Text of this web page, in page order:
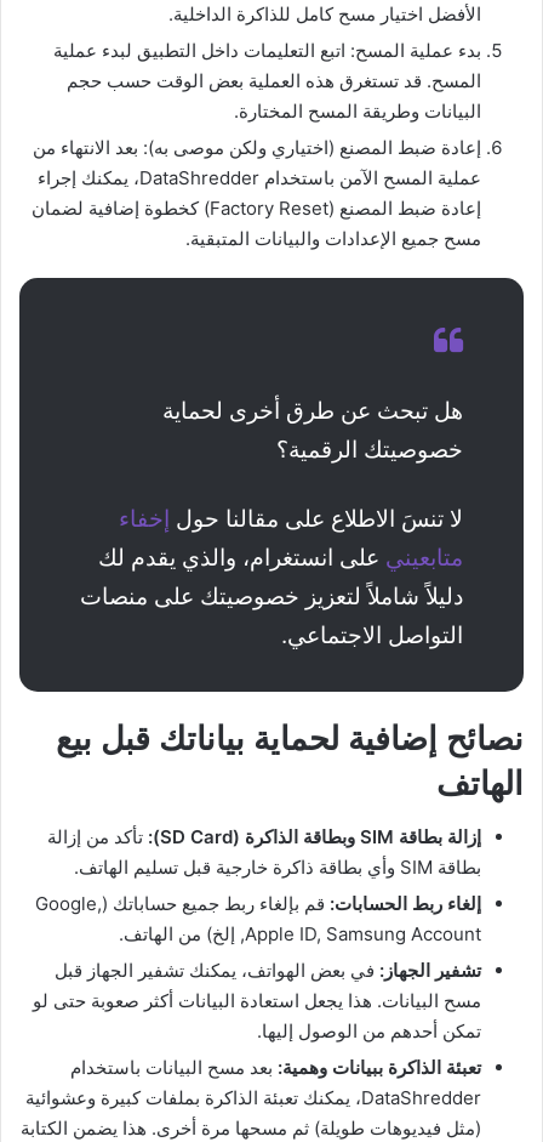
الأفضل اختيار مسح كامل للذاكرة الداخلية.
بدء عملية المسح: اتبع التعليمات داخل التطبيق لبدء عملية
المسح. قد تستغرق هذه العملية بعض الوقت حسب حجم
البيانات وطريقة المسح المختارة.
إعادة ضبط المصنع (اختياري ولكن موصى به): بعد الانتهاء من
عملية المسح الآمن باستخدام DataShredder، يمكنك إجراء
إعادة ضبط المصنع (Factory Reset) كخطوة إضافية لضمان
مسح جميع الإعدادات والبيانات المتبقية.
هل تبحث عن طرق أخرى لحماية
خصوصيتك الرقمية؟
لا تنسَ الاطلاع على مقالنا حول إخفاء
متابعيني على انستغرام، والذي يقدم لك
دليلاً شاملاً لتعزيز خصوصيتك على منصات
التواصل الاجتماعي.
نصائح إضافية لحماية بياناتك قبل بيع
الهاتف
إزالة بطاقة SIM وبطاقة الذاكرة (SD Card):
تأكد من إزالة
بطاقة SIM وأي بطاقة ذاكرة خارجية قبل تسليم الهاتف.
إلغاء ربط الحسابات:
قم بإلغاء ربط جميع حساباتك (Google,
Apple ID, Samsung Account, إلخ) من الهاتف.
تشفير الجهاز: في بعض الهواتف، يمكنك تشفير الجهاز قبل
مسح البيانات. هذا يجعل استعادة البيانات أكثر صعوبة حتى لو
تمكن أحدهم من الوصول إليها.
تعبئة الذاكرة ببيانات وهمية: بعد مسح البيانات باستخدام
DataShredder، يمكنك تعبئة الذاكرة بملفات كبيرة وعشوائية
(مثل فيديوهات طويلة) ثم مسحها مرة أخرى. هذا يضمن الكتابة